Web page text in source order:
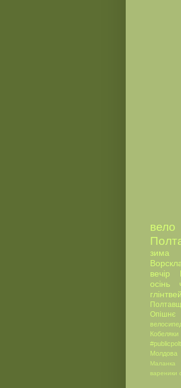
вело
зима
вечір
осінь
Опішнє
Кобеляки
Молдова
Маланка
вареники